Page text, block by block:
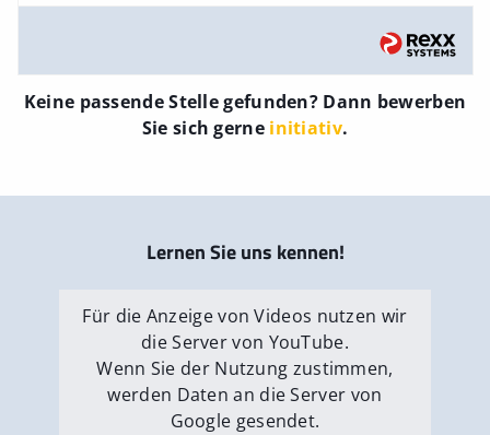
Keine passende Stelle gefunden? Dann bewerben
Sie sich gerne initiativ.
Lernen Sie uns kennen!
Für die Anzeige von Videos nutzen wir
die Server von YouTube.
Wenn Sie der Nutzung zustimmen,
werden Daten an die Server von
Google gesendet.